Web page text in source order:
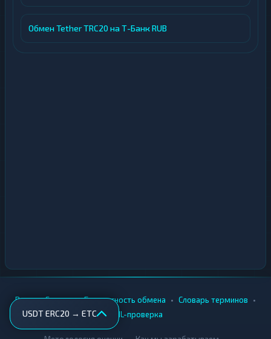
Обмен Tether TRC20 на Т-Банк RUB
USDT ERC20 → ETC
Вики • Города • Безопасность обмена • Словарь терминов •
AML-проверка